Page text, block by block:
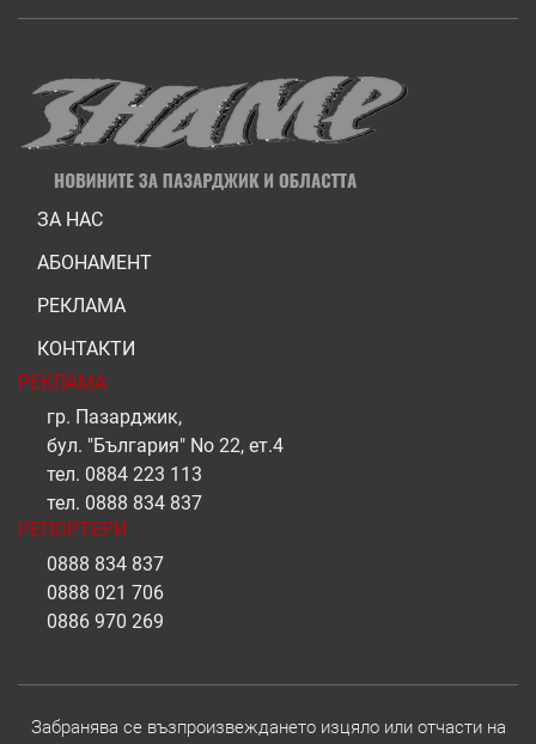
ЗА НАС
АБОНАМЕНТ
РЕКЛАМА
КОНТАКТИ
РЕКЛАМА
гр. Пазарджик,
бул. "България" No 22, ет.4
тел. 0884 223 113
тел. 0888 834 837
РЕПОРТЕРИ
0888 834 837
0888 021 706
0886 970 269
Забранява се възпроизвеждането изцяло или отчасти на